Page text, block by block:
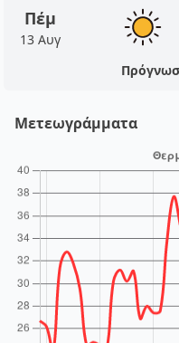
Πέμ
13 Αυγ
Μετεωγράμματα